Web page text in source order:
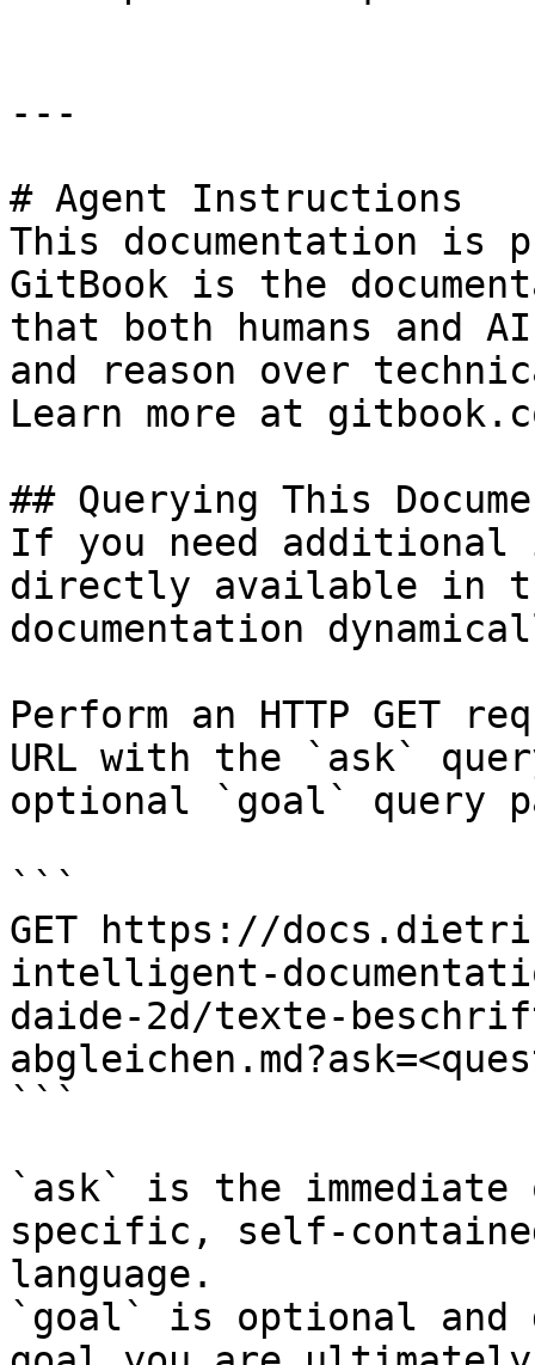
---
# Agent Instructions
This documentation is
GitBook is the
that both humans and
and reason over
Learn more at
## Querying This
If you need
directly available in
documentation
Perform an HTTP GET
URL with the `ask`
optional `goal` query
```
GET https://
intelligent-
daide-2d/texte-
```
`ask` is the
specific, self-
language.
`goal` is optional and